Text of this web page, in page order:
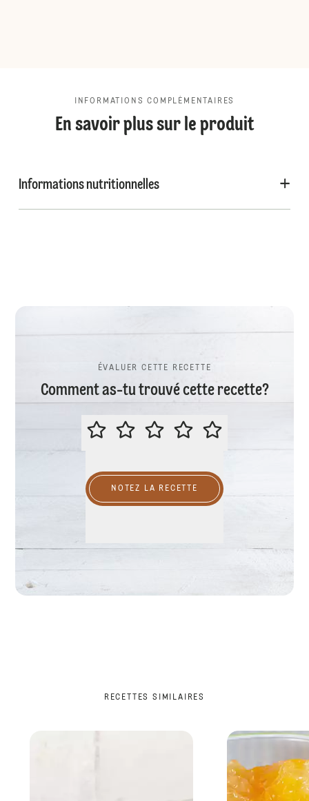
INFORMATIONS COMPLÉMENTAIRES
En savoir plus sur le produit
Informations nutritionnelles
ÉVALUER CETTE RECETTE
Comment as-tu trouvé cette recette?
ÉVALUER CETTE RECETTE
NOTEZ LA RECETTE
RECETTES SIMILAIRES